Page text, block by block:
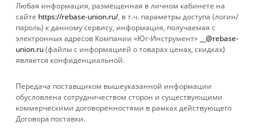
Показать еще
1 2 3 4
КАТАЛОГ
Любая информация, размещенная в личном кабинете на
сайте https://rebase-union.ru/, в т.ч. параметры доступа (логин/
пароль) к данному сервису, информация, получаемая с
электронных адресов Компании «Юг-Инструмент»
__@rebase-
union.ru(файлы с информацией о товарах ценах, скидках)
является конфиденциальной.
Передача поставщиком вышеуказанной информации
обусловлена сотрудничеством сторон и существующими
коммерческими договоренностями в рамках действующего
Договора поставки.